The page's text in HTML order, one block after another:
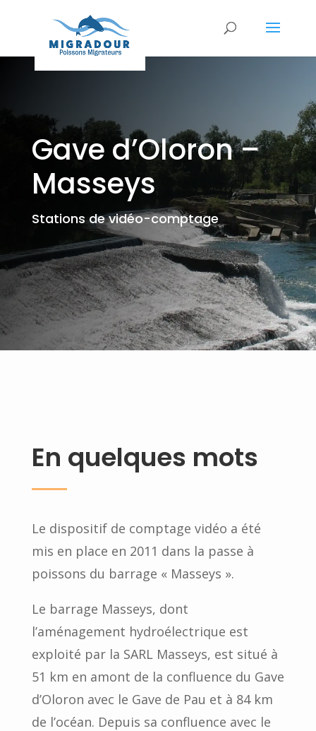
Gave d’Oloron –
Masseys
Stations de vidéo-comptage
En quelques mots
Le dispositif de comptage vidéo a été
mis en place en 2011 dans la passe à
poissons du barrage « Masseys ».
Le barrage Masseys, dont
l’aménagement hydroélectrique est
exploité par la SARL Masseys, est situé à
51 km en amont de la confluence du Gave
d’Oloron avec le Gave de Pau et à 84 km
de l’océan. Depuis sa confluence avec le